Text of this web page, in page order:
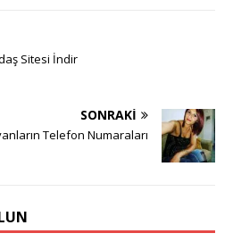
Sitesi İndir
SONRAKI
Telefon Numaraları